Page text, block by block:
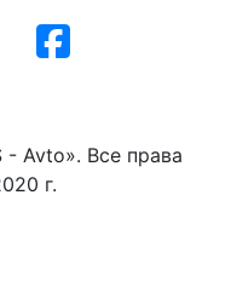
- Avto». Все права
г.